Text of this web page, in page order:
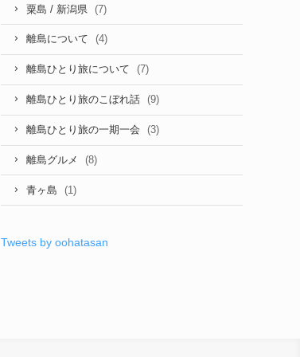
粟島 / 新潟県 (7)
離島について (4)
離島ひとり旅について (7)
離島ひとり旅のこぼれ話 (9)
離島ひとり旅の一期一会 (3)
離島グルメ (8)
青ヶ島 (1)
Tweets by oohatasan